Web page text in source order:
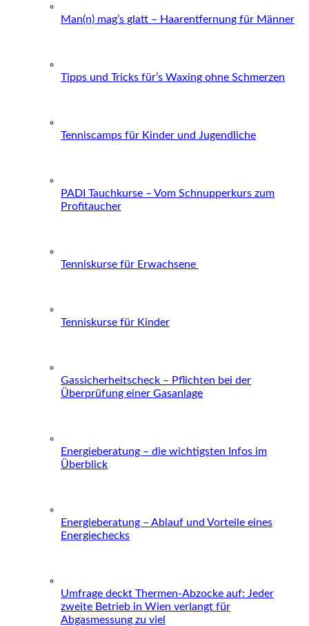
Man(n) mag’s glatt – Haarentfernung für Männer
Tipps und Tricks für’s Waxing ohne Schmerzen
Tenniscamps für Kinder und Jugendliche
PADI Tauchkurse – Vom Schnupperkurs zum
Profitaucher
Tenniskurse für Erwachsene
Tenniskurse für Kinder
Gassicherheitscheck – Pflichten bei der
Überprüfung einer Gasanlage
Energieberatung – die wichtigsten Infos im
Überblick
Energieberatung – Ablauf und Vorteile eines
Energiechecks
Umfrage deckt Thermen-Abzocke auf: Jeder
zweite Betrieb in Wien verlangt für
Abgasmessung zu viel